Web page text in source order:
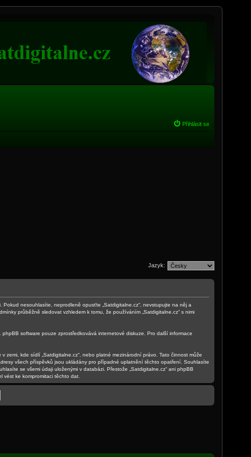
Přihlásit se
Jazyk:
Pokud nesouhlasíte, neprodleně opusťte „Satdigitalne.cz“, nevstupujte na něj a
průběžně sledovat vzhledem k tomu, že používáním „Satdigitalne.cz“ s nimi
. phpBB software pouze zprostředkovává internetové diskuze. Pro další informace
kde sídlí „Satdigitalne.cz“, nebo platné mezinárodní právo. Tato činnost může
všech příspěvků jsou ukládány pro případné uplatnění těchto opatření. Souhlasíte
se všemi údaji uloženými v databázi. Přestože „Satdigitalne.cz“ ani phpBB
vést ke kompromitaci těchto dat.